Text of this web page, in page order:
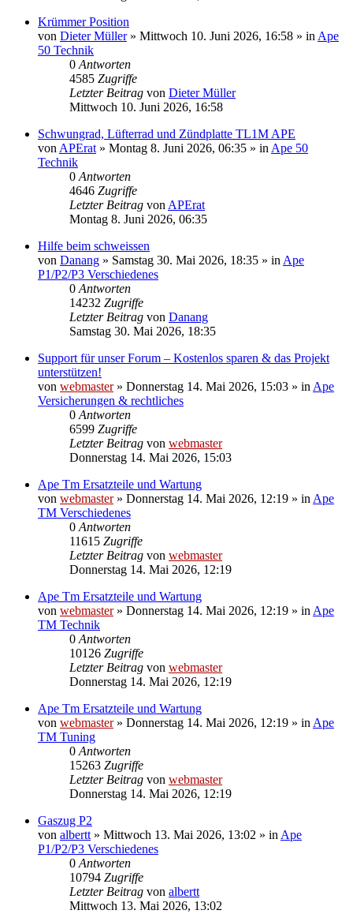
Krümmer Position
von Dieter Müller» Mittwoch 10. Juni 2026, 16:58 » in Ape
50 Technik
0 Antworten
4585 Zugriffe
Letzter Beitrag von Dieter Müller
Mittwoch 10. Juni 2026, 16:58
Schwungrad, Lüfterrad und Zündplatte TL1M APE
von APErat » Montag 8. Juni 2026, 06:35 » in Ape 50
Technik
0 Antworten
4646 Zugriffe
Letzter Beitrag von APErat
Montag 8. Juni 2026, 06:35
Hilfe beim schweissen
von Danang » Samstag 30. Mai 2026, 18:35 » in Ape
P1/P2/P3 Verschiedenes
0 Antworten
14232 Zugriffe
Letzter Beitrag von Danang
Samstag 30. Mai 2026, 18:35
Support für unser Forum – Kostenlos sparen & das Projekt
unterstützen!
von webmaster» Donnerstag 14. Mai 2026, 15:03 » in Ape
Versicherungen & rechtliches
0 Antworten
6599 Zugriffe
Letzter Beitrag von webmaster
Donnerstag 14. Mai 2026, 15:03
Ape Tm Ersatzteile und Wartung
von webmaster» Donnerstag 14. Mai 2026, 12:19 » in Ape
TM Verschiedenes
0 Antworten
11615 Zugriffe
Letzter Beitrag von webmaster
Donnerstag 14. Mai 2026, 12:19
Ape Tm Ersatzteile und Wartung
von webmaster» Donnerstag 14. Mai 2026, 12:19 » in Ape
TM Technik
0 Antworten
10126 Zugriffe
Letzter Beitrag von webmaster
Donnerstag 14. Mai 2026, 12:19
Ape Tm Ersatzteile und Wartung
von webmaster» Donnerstag 14. Mai 2026, 12:19 » in Ape
TM Tuning
0 Antworten
15263 Zugriffe
Letzter Beitrag von webmaster
Donnerstag 14. Mai 2026, 12:19
Gaszug P2
von albertt » Mittwoch 13. Mai 2026, 13:02 » in Ape
P1/P2/P3 Verschiedenes
0 Antworten
10794 Zugriffe
Letzter Beitrag von albertt
Mittwoch 13. Mai 2026, 13:02